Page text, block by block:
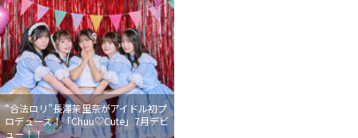
“合法ロリ”長澤茉里奈がアイドル初プ
ロデュース！「Chuu♡Cute」7月デビ
ュー！！